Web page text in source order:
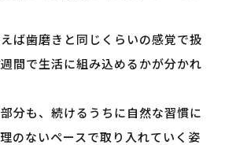
ば歯磨きと同じくらいの感覚で扱
間で生活に組み込めるかが分かれ
分も、続けるうちに自然な習慣に
のないペースで取り入れていく姿